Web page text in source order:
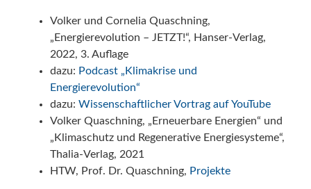
Volker und Cornelia Quaschning,
„Energierevolution – JETZT!“, Hanser-Verlag,
2022, 3. Auflage
dazu: Podcast „Klimakrise und
Energierevolution“
dazu: Wissenschaftlicher Vortrag auf YouTube
Volker Quaschning, „Erneuerbare Energien“ und
„Klimaschutz und Regenerative Energiesysteme“,
Thalia-Verlag, 2021
HTW, Prof. Dr. Quaschning, Projekte